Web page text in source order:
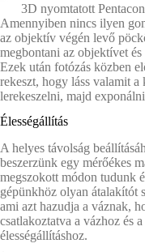
3D nyomtatott
Amennyiben nincs ilyen
az objektív végén levő
megbontani az objektívet
Ezek után fotózás közben
rekeszt, hogy láss valamit a
lerekeszelni, majd
Élességállítás
A helyes távolság
beszerzünk egy mérőékes
megszokott módon tudunk
gépünkhöz olyan átalakítót
ami azt hazudja a váznak,
csatlakoztatva a vázhoz és
élességállításhoz.